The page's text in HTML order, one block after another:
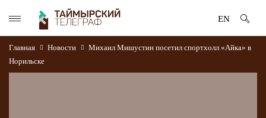
EN
Главная Новости
Михаил Мишустин посетил спортхолл «Айка» в
Норильске